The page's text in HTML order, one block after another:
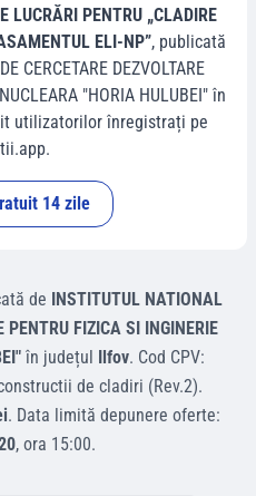
LUCRĂRI PENTRU „CLADIRE
ELI-NP”, publicată
CERCETARE DEZVOLTARE
"HORIA HULUBEI"în
utilizatorilor înregistrați pe
14 zile
de INSTITUTUL NATIONAL
PENTRU FIZICA SI INGINERIE
în județul Ilfov. Cod CPV:
de cladiri (Rev.2).
. Data limită depunere oferte:
, ora 15:00.